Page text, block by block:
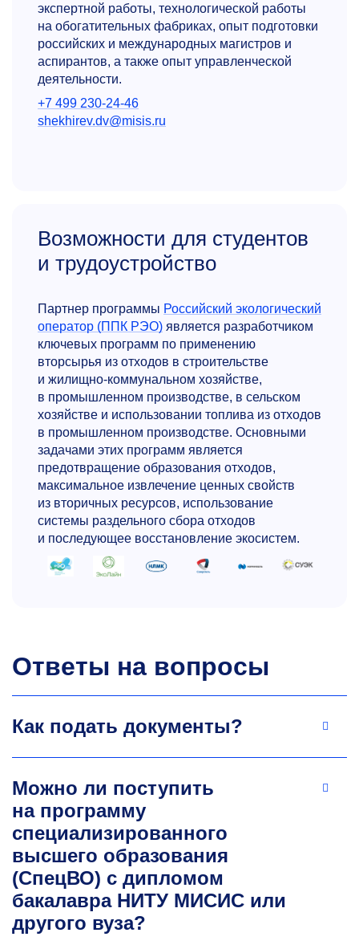
экспертной работы, технологической работы
на обогатительных фабриках, опыт подготовки
российских и международных магистров и
аспирантов, а также опыт управленческой
деятельности.
+7 499 230-24-46
shekhirev.dv@misis.ru
Возможности для студентов
и трудоустройство
Партнер программы Российский экологический
оператор (ППК РЭО) является разработчиком
ключевых программ по применению
вторсырья из отходов в строительстве
и жилищно-коммунальном хозяйстве,
в промышленном производстве, в сельском
хозяйстве и использовании топлива из отходов
в промышленном производстве. Основными
задачами этих программ является
предотвращение образования отходов,
максимальное извлечение ценных свойств
из вторичных ресурсов, использование
системы раздельного сбора отходов
и последующее восстановление экосистем.
Ответы на вопросы
Как подать документы?
Можно ли поступить
на программу
специализированного
высшего образования
(СпецВО) с дипломом
бакалавра НИТУ МИСИС или
другого вуза?